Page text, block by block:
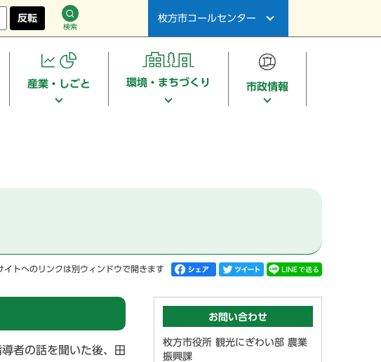
反転
検索
枚方市コールセンター
産業・しごと 環境・まちづくり 市政情報
イトへのリンクは別ウィンドウで開きます
者の話を聞いた後、田
お問い合わせ
枚方市役所 観光にぎわい部 農業
振興課